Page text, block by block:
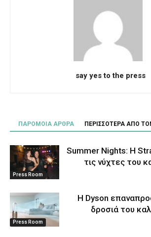
say yes to the press
ΠΑΡΟΜΟΙΑ ΑΡΘΡΑ ΠΕΡΙΣΣΟΤΕΡΑ ΑΠΟ
Press Room
Summer Nights: Η
τις νύχτες του
Press Room
Η Dyson
δροσιά του